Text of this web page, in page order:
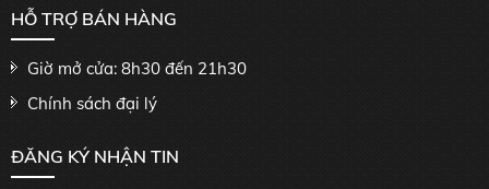
HỖ TRỢ BÁN HÀNG
Giờ mở cửa: 8h30 đến 21h30
Chính sách đại lý
ĐĂNG KÝ NHẬN TIN